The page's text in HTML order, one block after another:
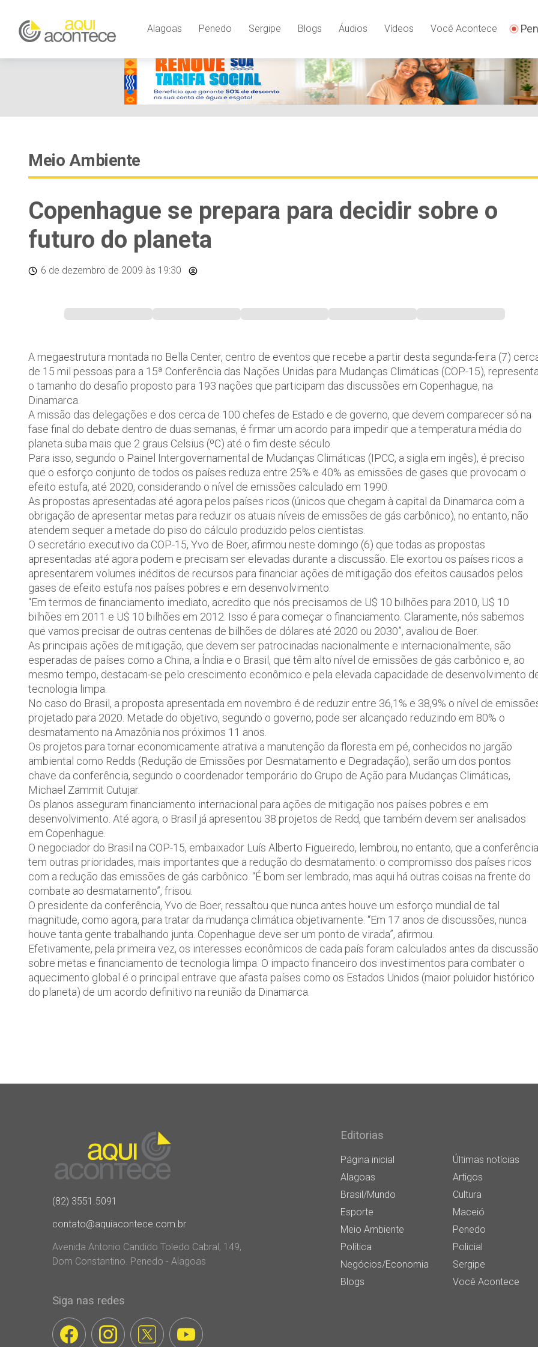
Alagoas Penedo Sergipe Blogs Áudios Vídeos Você Acontece
Meio Ambiente
Copenhague se prepara para decidir sobre o
futuro do planeta
6 de dezembro de 2009 às 19:30
A megaestrutura montada no Bella Center, centro de eventos que recebe a partir desta segunda-feira (7)
de 15 mil pessoas para a 15ª Conferência das Nações Unidas para Mudanças Climáticas (COP-15),
o tamanho do desafio proposto para 193 nações que participam das discussões em Copenhague, na
Dinamarca.
A missão das delegações e dos cerca de 100 chefes de Estado e de governo, que devem comparecer só na
fase final do debate dentro de duas semanas, é firmar um acordo para impedir que a temperatura média do
planeta suba mais que 2 graus Celsius (ºC) até o fim deste século.
Para isso, segundo o Painel Intergovernamental de Mudanças Climáticas (IPCC, a sigla em ingês), é preciso
que o esforço conjunto de todos os países reduza entre 25% e 40% as emissões de gases que provocam o
efeito estufa, até 2020, considerando o nível de emissões calculado em 1990.
As propostas apresentadas até agora pelos países ricos (únicos que chegam à capital da Dinamarca com a
obrigação de apresentar metas para reduzir os atuais níveis de emissões de gás carbônico), no entanto, não
atendem sequer a metade do piso do cálculo produzido pelos cientistas.
O secretário executivo da COP-15, Yvo de Boer, afirmou neste domingo (6) que todas as propostas
apresentadas até agora podem e precisam ser elevadas durante a discussão. Ele exortou os países ricos a
apresentarem volumes inéditos de recursos para financiar ações de mitigação dos efeitos causados pelos
gases de efeito estufa nos países pobres e em desenvolvimento.
“Em termos de financiamento imediato, acredito que nós precisamos de U$ 10 bilhões para 2010, U$ 10
bilhões em 2011 e U$ 10 bilhões em 2012. Isso é para começar o financiamento. Claramente, nós sabemos
que vamos precisar de outras centenas de bilhões de dólares até 2020 ou 2030”, avaliou de Boer.
As principais ações de mitigação, que devem ser patrocinadas nacionalmente e internacionalmente, são
esperadas de países como a China, a Índia e o Brasil, que têm alto nível de emissões de gás carbônico e, ao
mesmo tempo, destacam-se pelo crescimento econômico e pela elevada capacidade de desenvolvimento
tecnologia limpa.
No caso do Brasil, a proposta apresentada em novembro é de reduzir entre 36,1% e 38,9% o nível de
projetado para 2020. Metade do objetivo, segundo o governo, pode ser alcançado reduzindo em 80% o
desmatamento na Amazônia nos próximos 11 anos.
Os projetos para tornar economicamente atrativa a manutenção da floresta em pé, conhecidos no jargão
ambiental como Redds (Redução de Emissões por Desmatamento e Degradação), serão um dos pontos
chave da conferência, segundo o coordenador temporário do Grupo de Ação para Mudanças Climáticas,
Michael Zammit Cutujar.
Os planos asseguram financiamento internacional para ações de mitigação nos países pobres e em
desenvolvimento. Até agora, o Brasil já apresentou 38 projetos de Redd, que também devem ser analisados
em Copenhague.
O negociador do Brasil na COP-15, embaixador Luís Alberto Figueiredo, lembrou, no entanto, que a conferência
tem outras prioridades, mais importantes que a redução do desmatamento: o compromisso dos países ricos
com a redução das emissões de gás carbônico. “É bom ser lembrado, mas aqui há outras coisas na frente do
combate ao desmatamento”, frisou.
O presidente da conferência, Yvo de Boer, ressaltou que nunca antes houve um esforço mundial de tal
magnitude, como agora, para tratar da mudança climática objetivamente. “Em 17 anos de discussões, nunca
houve tanta gente trabalhando junta. Copenhague deve ser um ponto de virada”, afirmou.
Efetivamente, pela primeira vez, os interesses econômicos de cada país foram calculados antes da discussão
sobre metas e financiamento de tecnologia limpa. O impacto financeiro dos investimentos para combater o
aquecimento global é o principal entrave que afasta países como os Estados Unidos (maior poluidor histórico
do planeta) de um acordo definitivo na reunião da Dinamarca.
(82) 3551.5091
contato@aquiacontece.com.br
Avenida Antonio Candido Toledo Cabral, 149,
Dom Constantino. Penedo - Alagoas
Siga nas redes
Editorias
Página inicial
Últimas notícias
Alagoas
Artigos
Brasil/Mundo
Cultura
Esporte
Maceió
Meio Ambiente
Penedo
Política
Policial
Negócios/Economia
Sergipe
Blogs
Você Acontece